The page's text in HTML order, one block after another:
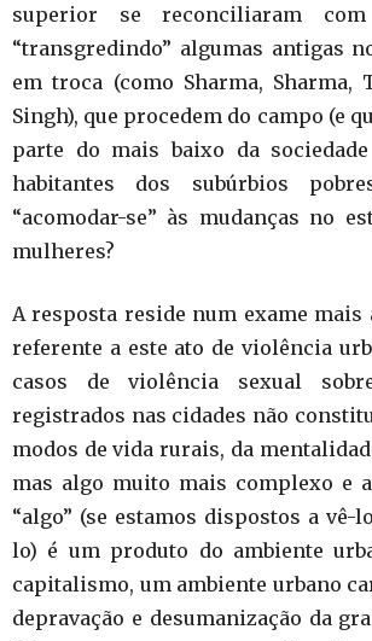
superior se reconciliaram
“transgredindo” algumas antigas
em troca (como Sharma, Sharma,
Singh), que procedem do campo (e
parte do mais baixo da
habitantes dos subúrbios
“acomodar-se” às mudanças no
mulheres?
A resposta reside num exame mais
referente a este ato de violência
casos de violência sexual
registrados nas cidades não
modos de vida rurais, da
mas algo muito mais complexo e
“algo” (se estamos dispostos a vê-
lo) é um produto do ambiente
capitalismo, um ambiente urbano
depravação e desumanização da